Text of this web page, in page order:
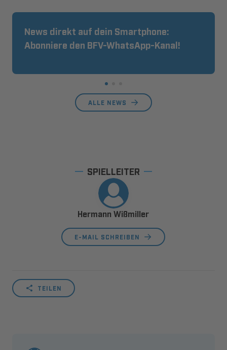
News direkt auf dein Smartphone:
Abonniere den BFV-WhatsApp-Kanal!
ALLE NEWS
SPIELLEITER
Hermann Wißmiller
E-MAIL SCHREIBEN
TEILEN